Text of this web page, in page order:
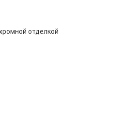
отделкой